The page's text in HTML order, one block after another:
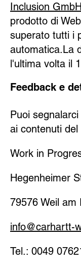
Inclusion GmbH
prodotto di
superato tutti i
automatica.La
l'ultima volta il
Feedback e
Puoi
ai contenuti del
Work in
Hegenheimer
79576 Weil am
info@carhartt-
Tel.: 0049